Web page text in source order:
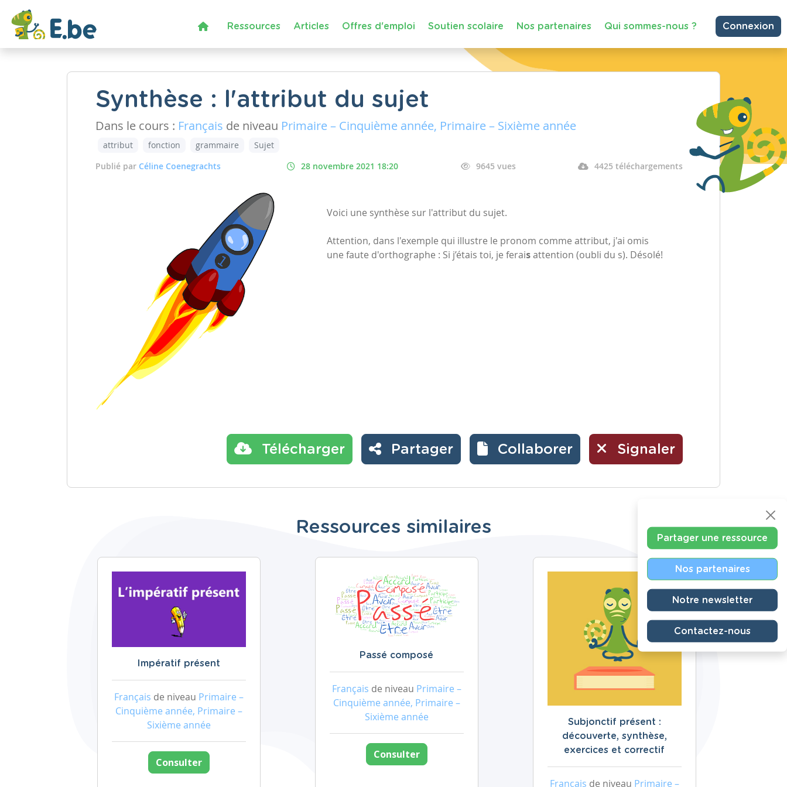
Ressources Articles Offres d'emploi Soutien scolaire Nos partenaires Qui sommes-nous ? Connexion
Synthèse : l'attribut du sujet
Dans le cours : Français de niveau Primaire – Cinquième année, Primaire – Sixième année
attribut fonction grammaire
Sujet
Publié par Céline Coenegrachts 28 novembre 2021 18:20 9645 vues 4425 téléchargements
Voici une synthèse sur l'attribut du sujet.
Attention, dans l'exemple qui illustre le pronom comme attribut, j'ai omis
une faute d'orthographe : Si j’étais toi, je feraisattention (oubli du s). Désolé!
Télécharger Partager Collaborer Signaler
Ressources similaires
Impératif présent
Français de niveau Primaire –
Cinquième année, Primaire –
Sixième année
Consulter
Passé composé
Français de niveau Primaire –
Cinquième année, Primaire –
Sixième année
Consulter
Subjonctif présent :
découverte, synthèse,
exercices et correctif
Français de niveau Primaire –
Partager une ressource
Nos partenaires
Notre newsletter
Contactez-nous